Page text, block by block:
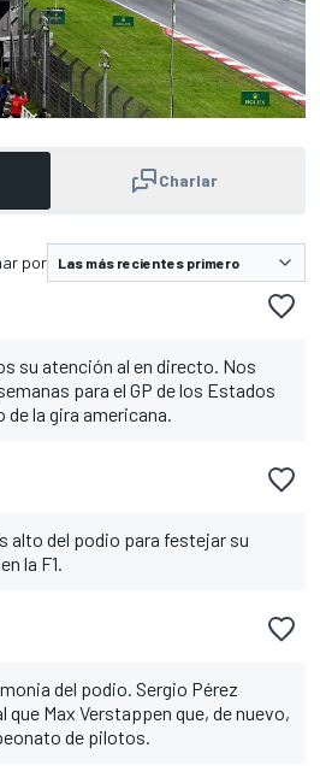
Charlar
por
su atención al en directo. Nos
para el GP de los Estados
de la gira americana.
alto del podio para festejar su
la F1.
del podio. Sergio Pérez
que Max Verstappen que, de nuevo,
de pilotos.